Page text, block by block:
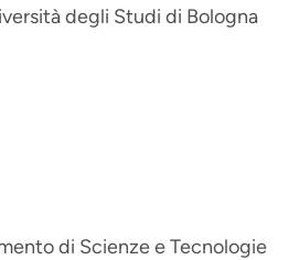
degli Studi di Bologna
di Scienze e Tecnologie